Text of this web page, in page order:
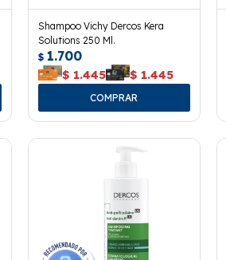
Shampoo Vichy Dercos Kera
Solutions 250 Ml.
$ 1.700
$ 1.445 $ 1.445